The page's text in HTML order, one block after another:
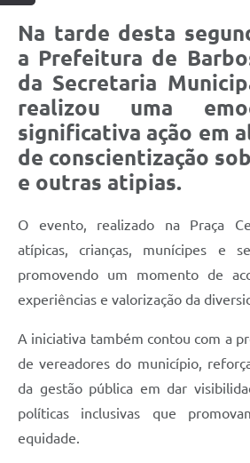
Na tarde desta
a Prefeitura de
da Secretaria
realizou uma
significativa ação em
de conscientização
e outras atipias.
O evento, realizado na Praça
atípicas, crianças, munícipes e
promovendo um momento de
experiências e valorização da
A iniciativa também contou com a
de vereadores do município,
da gestão pública em dar
políticas inclusivas que
equidade.